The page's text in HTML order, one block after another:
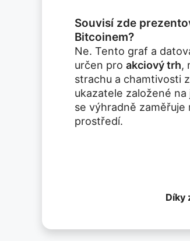
Souvisí zde
Bitcoinem?
Ne. Tento graf a
určen pro akciový trh,
strachu a chamtivosti
ukazatele založené
se výhradně
prostředí.
Díky